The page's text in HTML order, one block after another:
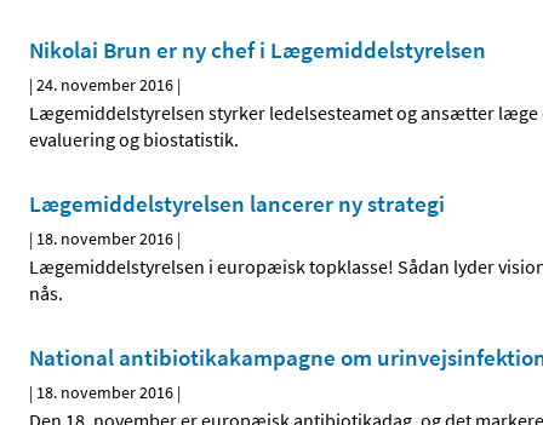
Nikolai Brun er ny chef i Lægemiddelstyrelsen
|24. november 2016 |
Lægemiddelstyrelsen styrker ledelsesteamet og ansætter
evaluering og biostatistik.
Lægemiddelstyrelsen lancerer ny strategi
| 18. november 2016 |
Lægemiddelstyrelsen i europæisk topklasse! Sådan lyder
nås.
National antibiotikakampagne om
| 18. november 2016 |